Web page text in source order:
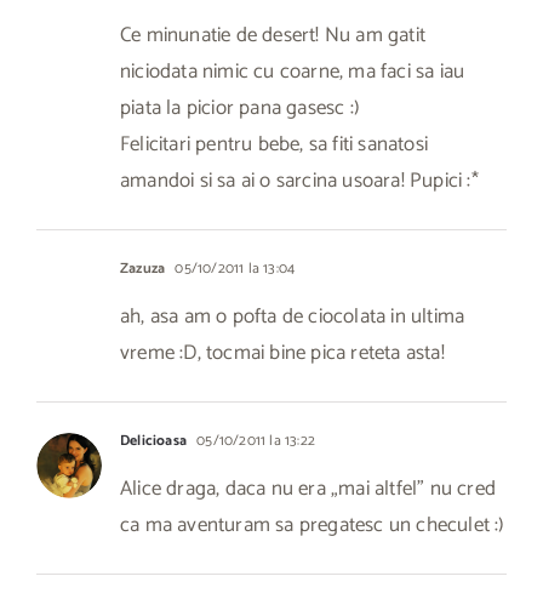
Ce minunatie de desert! Nu am gatit
niciodata nimic cu coarne, ma faci sa iau
piata la picior pana gasesc :)
Felicitari pentru bebe, sa fiti sanatosi
amandoi si sa ai o sarcina usoara! Pupici :*
Zazuza 05/10/2011 la 13:04
ah, asa am o pofta de ciocolata in ultima
vreme :D, tocmai bine pica reteta asta!
Delicioasa 05/10/2011 la 13:22
Alice draga, daca nu era „mai altfel” nu cred
ca ma aventuram sa pregatesc un checulet :)